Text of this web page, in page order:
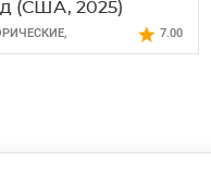
(США, 2025)
,
,ФЭНТЕЗИ
7.00